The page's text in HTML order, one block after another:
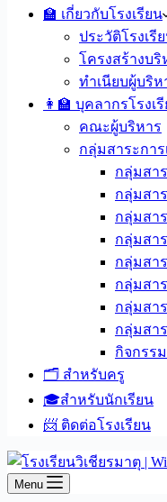
🏫 เกี่ยวกับโรงเรียน
ประวัติโรงเรี
โครงสร้างบริ
ทำเนียบผู้บริห
👩‍🏫 บุคลากรโรงเ
คณะผู้บริหาร
กลุ่มสาระการ
กลุ่มสา
กลุ่มสา
กลุ่มสา
กลุ่มสา
กลุ่มสา
กลุ่มสา
กลุ่มสา
กลุ่มสา
กิจกรร
🗂️ สำหรับครู
🎓สำหรับนักเรียน
📨 ติดต่อโรงเรียน
Menu